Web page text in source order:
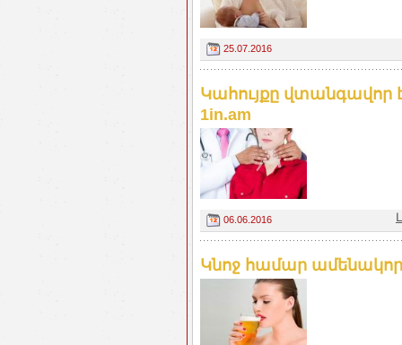
25.07.2016
Կահույքը
1in.am
06.06.2016
Կնոջ համար